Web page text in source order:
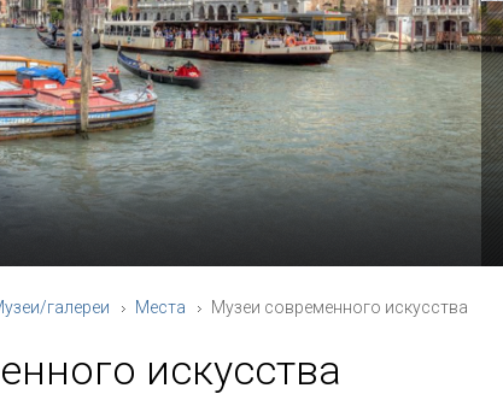
галереи Места Музеи современного искусства
искусства